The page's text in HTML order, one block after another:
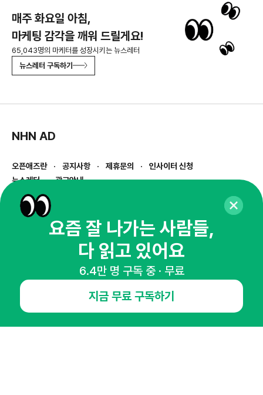
매주 화요일 아침,
마케팅 감각을 깨워 드릴게요!
65,043명의 마케터를 성장시키는 뉴스레터
뉴스레터 구독하기
NHN AD
오픈애즈란 공지사항 제휴문의
인사이터 신청
뉴스레터
광고안내
경기도 성남시 분당구 대왕판교로645번길 16
사업자등록번호 : 144-81-27690( 사업자정보확인)
통신판매업신고번호 : 2014-경기성남-1023
호스팅서비스사업자 : 오픈애즈
1800-2198
이메일 :openads@openads.co.kr
이용약관개인정보처리방침
요즘 잘 나가는 사람들,
다 읽고 있어요
6.4만 명 구독 중 · 무료
지금 무료 구독하기